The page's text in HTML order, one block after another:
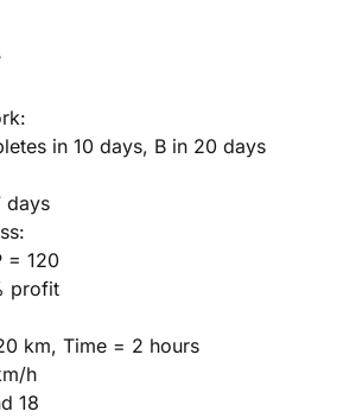
in 10 days, B in 20 days
days
= 120
profit
km, Time = 2 hours
h
18